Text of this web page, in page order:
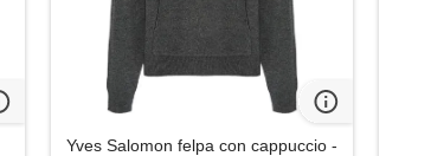
Yves Salomon felpa con cappuccio -